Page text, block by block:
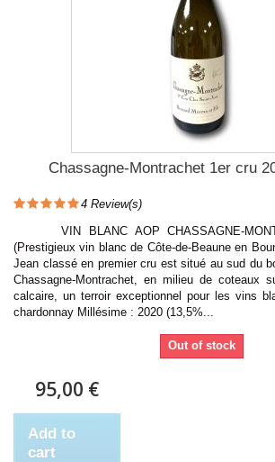
Chassagne-Montrachet 1er cru
4 Review(s)
VIN BLANC AOP CHASSAGNE-
(Prestigieux vin blanc de Côte-de-Beaune en
Jean classé en premier cru est situé au sud du
Chassagne-Montrachet, en milieu de coteaux
calcaire, un terroir exceptionnel pour les vins
chardonnay Millésime : 2020 (13,5%...
Out of stock
95,00 €
Add to
cart